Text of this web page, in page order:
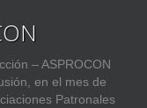
– ASPROCON
en el mes de
Patronales